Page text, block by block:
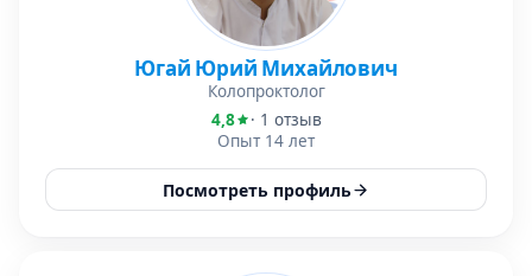
Югай Юрий Михайлович
Колопроктолог
4,8
· 1 отзыв
Опыт 14 лет
Посмотреть профиль